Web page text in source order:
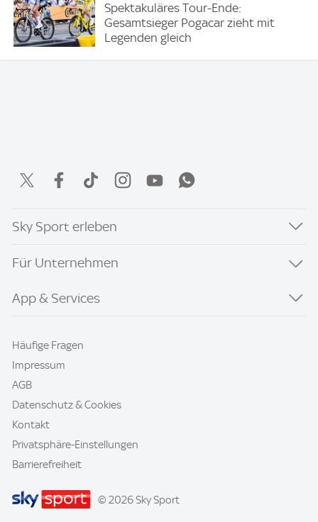
Spektakuläres Tour-Ende:
Gesamtsieger Pogacar zieht mit
Legenden gleich
Sky Sport erleben
Für Unternehmen
App & Services
Häufige Fragen
Impressum
AGB
Datenschutz & Cookies
Kontakt
Privatsphäre-Einstellungen
Barrierefreiheit
© 2026 Sky Sport